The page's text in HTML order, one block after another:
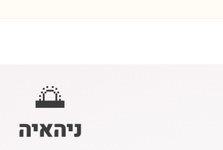
🌅
ניהאיה